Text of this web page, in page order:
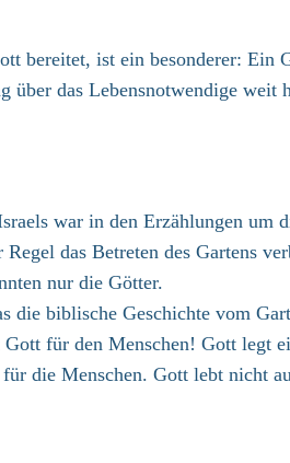
bereitet, ist ein besonderer:
über das Lebensnotwendige
war in den Erzählungen um
das Betreten des Gartens
nur die Götter.
die biblische Geschichte vom
für den Menschen! Gott legt
die Menschen. Gott lebt nicht